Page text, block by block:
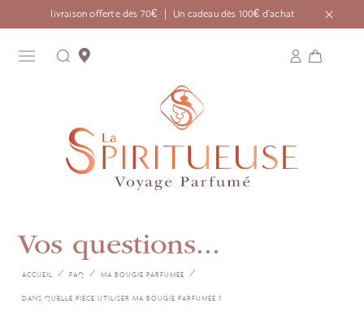
livraison offerte dès 70€ ｜ Un cadeau dès 100€ d'achat
Vos questions...
ACCUEIL FAQ MA BOUGIE PARFUMÉE
DANS QUELLE PIÈCE UTILISER MA BOUGIE PARFUMÉE ?